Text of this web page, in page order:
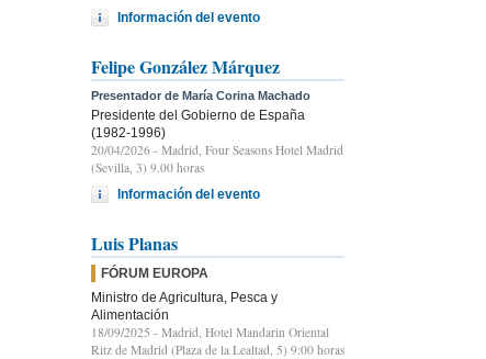
Información del evento
Felipe González Márquez
Presentador de María Corina Machado
Presidente del Gobierno de España
(1982-1996)
20/04/2026 - Madrid, Four Seasons Hotel Madrid
(Sevilla, 3) 9.00 horas
Información del evento
Luis Planas
FÓRUM EUROPA
Ministro de Agricultura, Pesca y
Alimentación
18/09/2025 - Madrid, Hotel Mandarin Oriental
Ritz de Madrid (Plaza de la Lealtad, 5) 9:00 horas